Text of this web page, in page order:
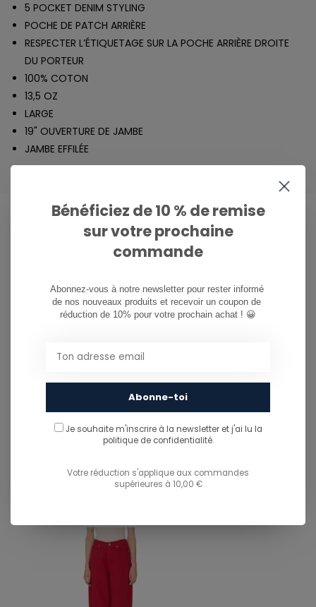
5 POCKET DENIM STYLING
POCHE DE PATCH ARRIÈRE
RESPECTER L’ÉTIQUETAGE SUR LA POCHE ARRIÈRE DROITE
DU PORTEUR
100% COTON
13,5 OZ
LARGE
19" OUVERTURE DE JAMBE
JAMBE EFFILÉE
081/260.730
PARTAGER CE PRODUIT
TU POURRAIS AUSSI AIMER...
Bénéficiez de 10 % de remise
sur votre prochaine
commande
Abonnez-vous à notre newsletter pour rester informé
de nos nouveaux produits et recevoir un coupon de
réduction de 10% pour votre prochain achat ! 😀
Abonne-toi
Je souhaite m'inscrire à la newsletter et j'ai lu la
politique de confidentialité.
Votre réduction s'applique aux commandes
supérieures à 10,00 €